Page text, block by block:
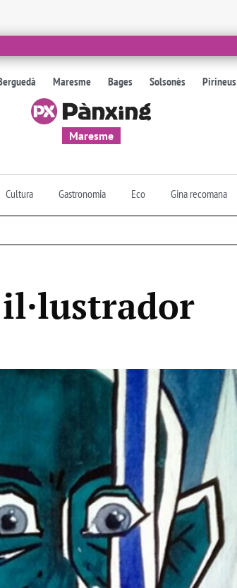
Maresme Bages Solsonès Pirineus
Maresme
Cultura Gastronomia Eco Gina recomana